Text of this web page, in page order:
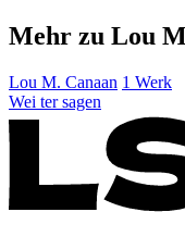
Mehr zu Lou
Lou M. Canaan 1 Werk
Wei ter sagen